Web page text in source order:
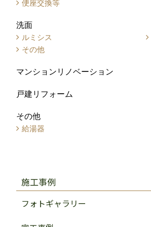
便座交換等
洗面
ルミシス
その他
マンションリノベーション
戸建リフォーム
その他
給湯器
施工事例
フォトギャラリー